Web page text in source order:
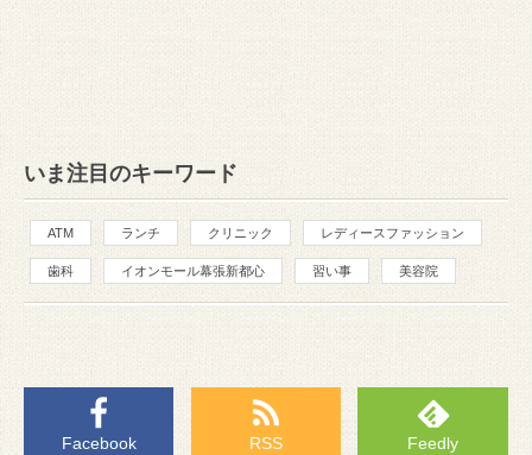
いま注目のキーワード
ATM ランチ クリニック レディースファッション
歯科 イオンモール幕張新都心 習い事 美容院
Facebook RSS Feedly